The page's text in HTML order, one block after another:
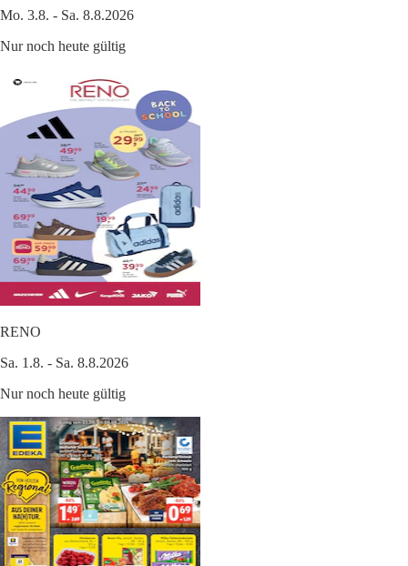
Mo. 3.8. - Sa. 8.8.2026
Nur noch heute gültig
RENO
Sa. 1.8. - Sa. 8.8.2026
Nur noch heute gültig